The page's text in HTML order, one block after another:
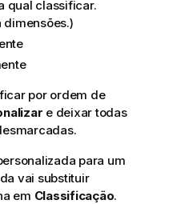
qual classificar.
dimensões.)
por ordem de
e deixar todas
para um
vai substituir
em Classificação.